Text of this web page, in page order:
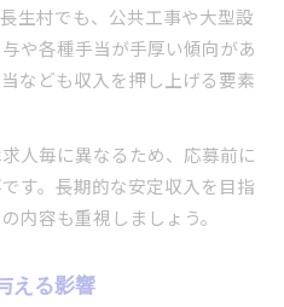
生村でも、公共工事や大型設
や各種手当が手厚い傾向があ
なども収入を押し上げる要素
人毎に異なるため、応募前に
す。長期的な安定収入を目指
内容も重視しましょう。
える影響